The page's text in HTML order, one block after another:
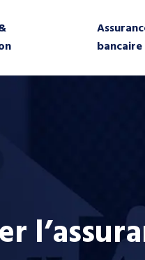
bancaire